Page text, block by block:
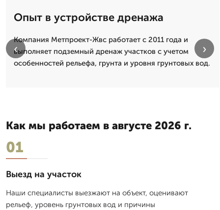
Опыт в устройстве дренажа
Компания Метпроект-Жвс работает с 2011 года и
выполняет подземный дренаж участков с учетом
особенностей рельефа, грунта и уровня грунтовых вод.
‹ ›
Как мы работаем в августе 2026 г.
01
Выезд на участок
Наши специалисты выезжают на объект, оценивают
рельеф, уровень грунтовых вод и причины